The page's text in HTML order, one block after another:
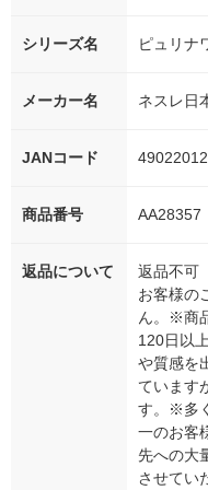
シリーズ名 ピュリナ
メーカー名 ネスレ日
JANコード
商品番号 AA28357
返品について
返品不可
お客様の
ん。※商
120日以
や質感を
ています
す。※多
一のお客
先への大
させてい